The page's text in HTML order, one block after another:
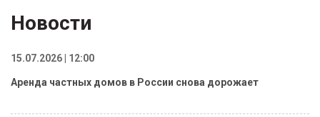
Новости
15.07.2026 | 12:00
Аренда частных домов в России снова дорожает